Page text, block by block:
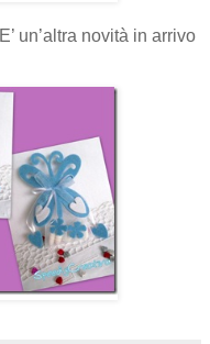
un’altra novità in arrivo